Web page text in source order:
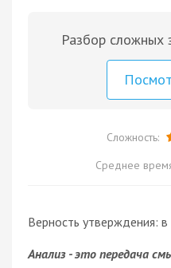
Разбор сложных
Сложность:
Среднее
Верность утверждения:
Анализ - это передача